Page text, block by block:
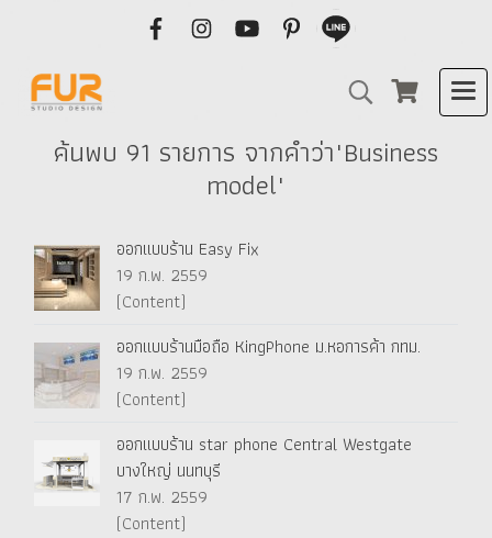
ค้นพบ 91 รายการ จากคำว่า"Business
model"
ออกแบบร้าน Easy Fix
19 ก.พ. 2559
(Content)
ออกแบบร้านมือถือ KingPhone ม.หอการค้า กทม.
19 ก.พ. 2559
(Content)
ออกแบบร้าน star phone Central Westgate
บางใหญ่ นนทบุรี
17 ก.พ. 2559
(Content)